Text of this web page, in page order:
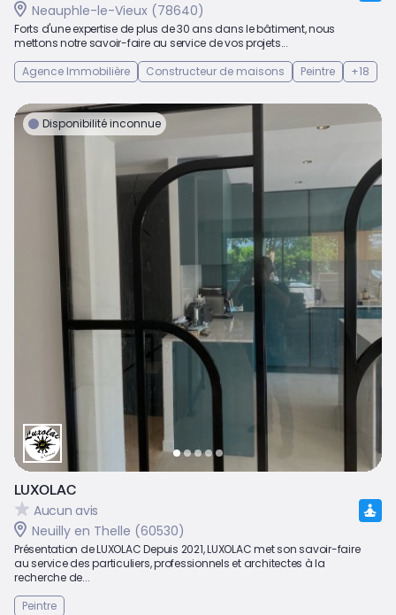
Neauphle-le-Vieux (78640)
Forts d'une expertise de plus de 30 ans dans le bâtiment, nous
mettons notre savoir-faire au service de vos projets...
Agence Immobilière
Constructeur de maisons Peintre +18
Disponibilité inconnue
LUXOLAC
Aucun avis
Neuilly en Thelle (60530)
Présentation de LUXOLAC Depuis 2021, LUXOLAC met son savoir-faire
au service des particuliers, professionnels et architectes à la
recherche de...
Peintre